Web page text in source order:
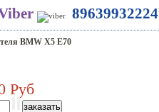
89639932224
BMW X5 E70
Руб